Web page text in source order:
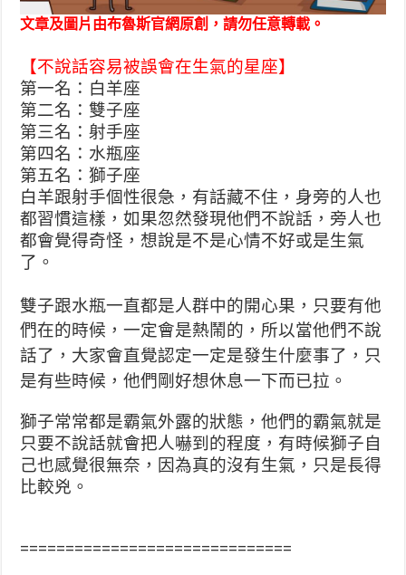
文章及圖片由布魯斯官網原創，請勿任意轉載。
【不說話容易被誤會在生氣的星座】
第一名：白羊座
第二名：雙子座
第三名：射手座
第四名：水瓶座
第五名：獅子座
白羊跟射手個性很急，有話藏不住，身旁的人也
都習慣這樣 ，如果忽然發現他們不說話，旁人也
都會覺得奇怪，想說是不是心情不好或是生氣
了。
雙子跟水瓶一直都是人群中的開心果，只要有他
們在的時候 ，一定會是熱鬧的， 所以當他們不說
話了，大家會直覺認定一定是發生什麼事了 ，只
是有些時候，他們剛好想休息一下而已拉。
獅子常常都是霸氣外露的狀態，他們的霸氣就是
只要不說話就會把人嚇到的程度，有時候獅子自
己也感覺很無奈，因為真的沒有生氣，只是長得
比較兇。
==============================